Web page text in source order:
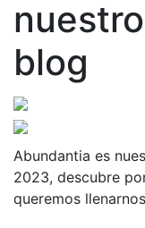
nuestro
blog
Abundantia es
2023, descubre
queremos